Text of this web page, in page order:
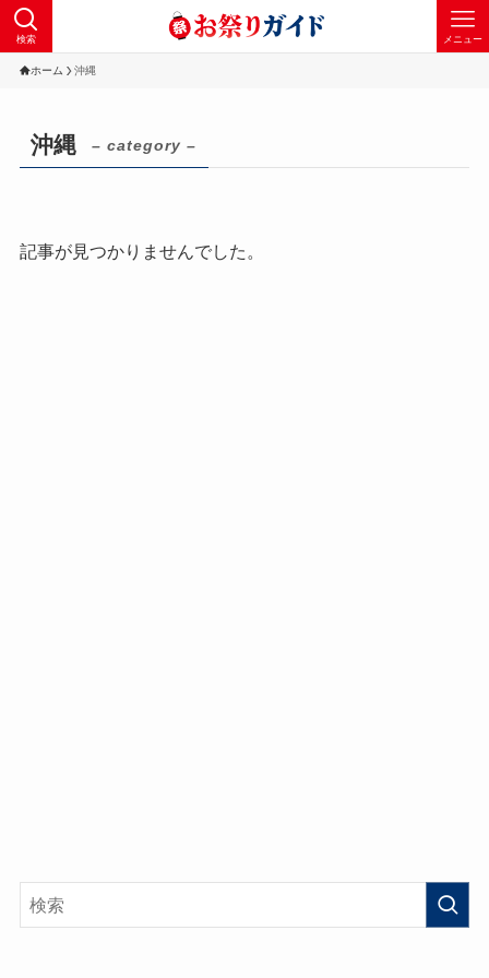
検索 メニュー
ホーム 沖縄
沖縄 – category –
記事が見つかりませんでした。